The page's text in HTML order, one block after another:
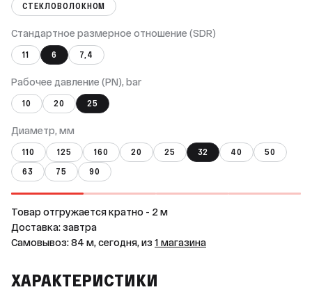
СТЕКЛОВОЛОКНОМ
Cтандартное размерное отношение (SDR)
11 6 7,4
Рабочее давление (PN), bar
10 20 25
Диаметр, мм
110 125 160 20 25 32 40
50
63
75 90
Товар отгружается кратно - 2 м
Доставка: завтра
Самовывоз: 84 м, сегодня, из 1 магазина
ХАРАКТЕРИСТИКИ